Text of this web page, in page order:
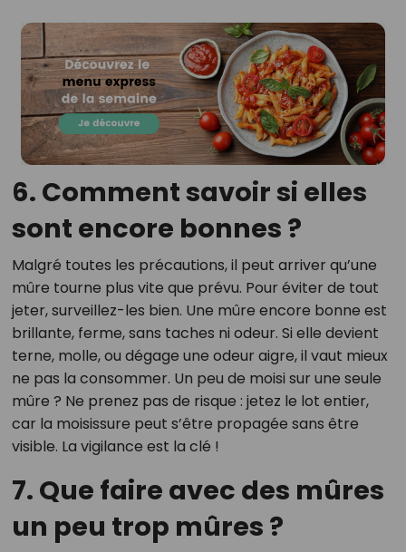
6. Comment savoir si elles
sont encore bonnes ?
Malgré toutes les précautions, il peut arriver qu’une
mûre tourne plus vite que prévu. Pour éviter de tout
jeter, surveillez-les bien. Une mûre encore bonne est
brillante, ferme, sans taches ni odeur. Si elle devient
terne, molle, ou dégage une odeur aigre, il vaut mieux
ne pas la consommer. Un peu de moisi sur une seule
mûre ? Ne prenez pas de risque : jetez le lot entier,
car la moisissure peut s’être propagée sans être
visible. La vigilance est la clé !
7. Que faire avec des mûres
un peu trop mûres ?